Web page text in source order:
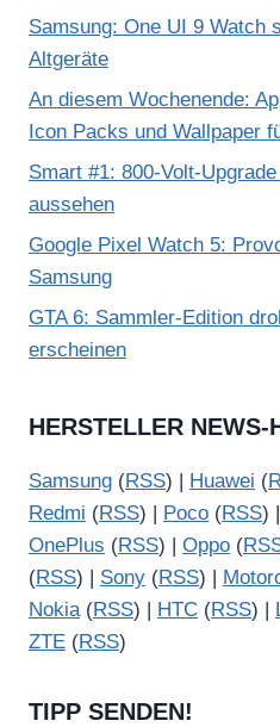
Samsung: One UI 9 Watch
Altgeräte
An diesem Wochenende:
Icon Packs und Wallpaper
Smart #1: 800-Volt-
aussehen
Google Pixel Watch 5:
Samsung
GTA 6: Sammler-Edition
erscheinen
HERSTELLER NEWS-
Samsung (RSS) | Huawei (
Redmi (RSS) | Poco (RSS) |
OnePlus (RSS) | Oppo (
(RSS) | Sony (RSS) |
Nokia(RSS) | HTC (RSS) |
ZTE (RSS)
TIPP SENDEN!